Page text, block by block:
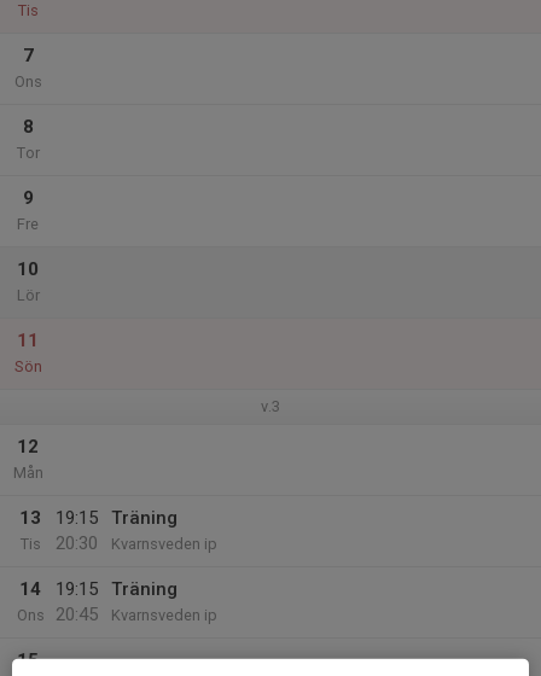
Tis
7
Ons
8
Tor
9
Fre
10
Lör
11
Sön
v.3
12
Mån
13
Tis
19:15
20:30
Träning
Kvarnsveden ip
14
Ons
19:15
20:45
Träning
Kvarnsveden ip
15